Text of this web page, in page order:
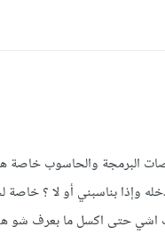
البرمجة والحاسوب خاصة
وإذا بناسبني أو لا ؟
اشي حتى اكسل ما بعرف شو